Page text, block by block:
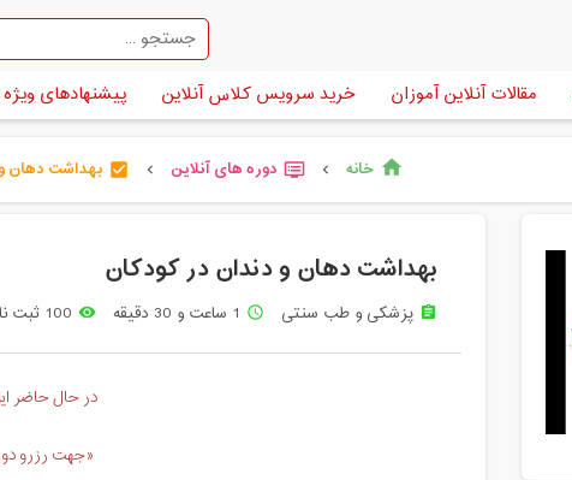
مقالات آنلاین آموزان خرید سرویس کلاس آنلاین پیشنهادهای ویژه
home خانه chevron_left
dvr دوره های آنلاین chevron_left
check_box بهداشت دهان
بهداشت دهان و دندان در کودکان
assignment پزشکی و طب سنتی access_time 1 ساعت و 30 دقیقه remove_red_eye 100 ثبت نام
در حال حاضر
«جهت رزرو